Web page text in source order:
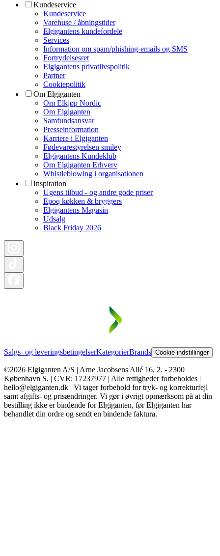
Kundeservice
Kundeservice
Varehuse / åbningstider
Elgigantens kundefordele
Services
Information om spam/phishing-emails og SMS
Fortrydelsesret
Elgigantens privatlivspolitik
Partner
Cookiepolitik
Om Elgiganten
Om Elkjøp Nordic
Om Elgiganten
Samfundsansvar
Presseinformation
Karriere i Elgiganten
Fødevarestyrelsen smiley
Elgigantens Kundeklub
Om Elgiganten Erhverv
Whistleblowing i organisationen
Inspiration
Ugens tilbud - og andre gode priser
Epoq køkken & bryggers
Elgigantens Magasin
Udsalg
Black Friday 2026
Salgs- og leveringsbetingelserKategorierBrands Cookie indstillinger
©2026 Elgiganten A/S | Arne Jacobsens Allé 16, 2. - 2300
København S. | CVR: 17237977 | Alle rettigheder forbeholdes |
hello@elgiganten.dk | Vi tager forbehold for tryk- og korrekturfejl
samt afgifts- og prisændringer. Vi gør i øvrigt opmærksom på at din
bestilling ikke er bindende for Elgiganten, før Elgiganten har
behandlet din ordre og sendt en bindende faktura.